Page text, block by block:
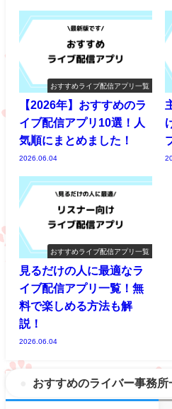
おすすめライブ配信アプリ一覧
【2026年】おすすめのラ
イブ配信アプリ10選！人
気順にまとめました！
2026.06.04
おすすめライブ配信アプリ一覧
見るだけの人に最適なラ
イブ配信アプリ一覧！無
料で楽しめる方法も解
説！
2026.06.04
おすすめのライバー事務所